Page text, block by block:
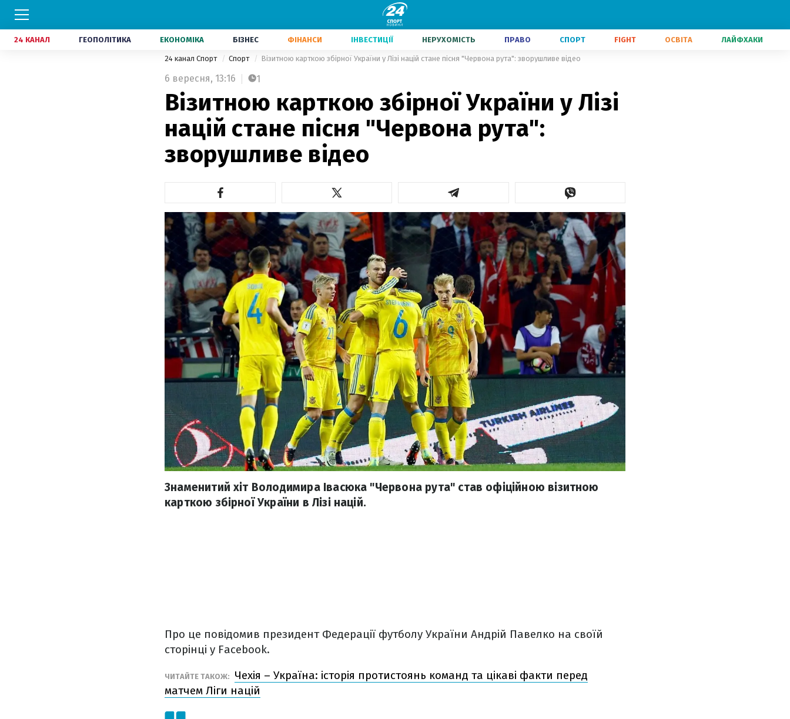
24 КАНАЛ ГЕОПОЛІТИКА ЕКОНОМІКА БІЗНЕС ФІНАНСИ ІНВЕСТИЦІЇ НЕРУХОМІСТЬ ПРАВО СПОРТ FIGHT ОСВІТА ЛАЙФХАКИ
24 канал Спорт Спорт Візитною карткою збірної України у Лізі націй стане пісня "Червона рута": зворушливе відео
6 вересня, 13:16 1
Візитною карткою збірної України у Лізі
націй стане пісня "Червона рута":
зворушливе відео
Знаменитий хіт Володимира Івасюка "Червона рута" став офіційною візитною
карткою збірної України в Лізі націй.
Про це повідомив президент Федерації футболу України Андрій Павелко на своїй
сторінці у Facebook.
ЧИТАЙТЕ ТАКОЖ:
Чехія – Україна: історія протистоянь команд та цікаві факти перед
матчем Ліги націй